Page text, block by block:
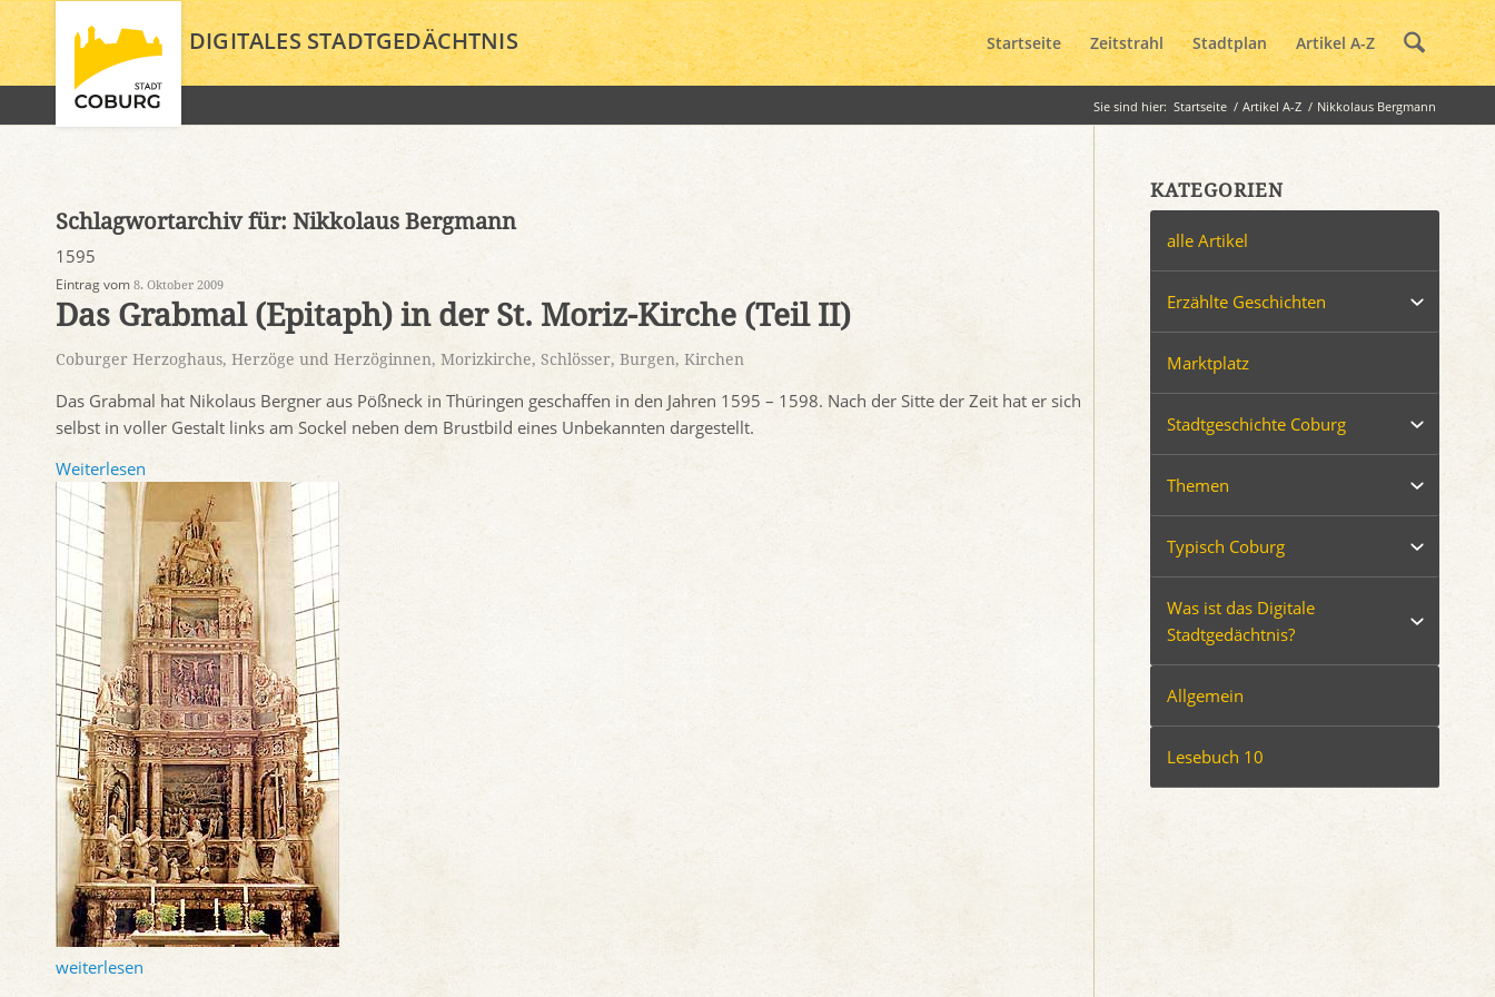
DIGITALES STADTGEDÄCHTNIS Startseite Zeitstrahl Stadtplan Artikel A-Z
Sie sind hier: Startseite / Artikel A-Z / Nikkolaus Bergmann
Schlagwortarchiv für: Nikkolaus Bergmann
1595
Eintrag vom 8. Oktober 2009
Das Grabmal (Epitaph) in der St. Moriz-Kirche (Teil II)
Coburger Herzoghaus, Herzöge und Herzöginnen, Morizkirche, Schlösser, Burgen, Kirchen
Das Grabmal hat Nikolaus Bergner aus Pößneck in Thüringen geschaffen in den Jahren 1595 – 1598. Nach der Sitte der Zeit hat er sich
selbst in voller Gestalt links am Sockel neben dem Brustbild eines Unbekannten dargestellt.
Weiterlesen
weiterlesen
KATEGORIEN
alle Artikel
Erzählte Geschichten
Marktplatz
Stadtgeschichte Coburg
Themen
Typisch Coburg
Was ist das Digitale
Stadtgedächtnis?
Allgemein
Lesebuch 10